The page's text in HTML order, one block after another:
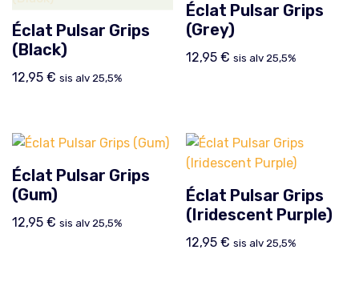
Éclat Pulsar Grips
(Black)
12,95 € sis alv 25,5%
Éclat Pulsar Grips
(Grey)
12,95€ sis alv 25,5%
Éclat Pulsar Grips
(Gum)
12,95 € sis alv 25,5%
Éclat Pulsar Grips
(Iridescent Purple)
12,95€ sis alv 25,5%